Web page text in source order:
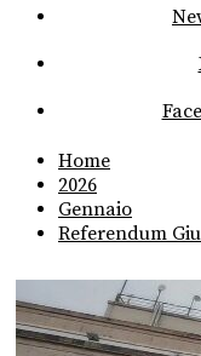
Home
2026
Gennaio
Referendum